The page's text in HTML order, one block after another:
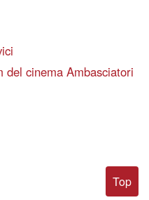
del cinema Ambasciatori
Top